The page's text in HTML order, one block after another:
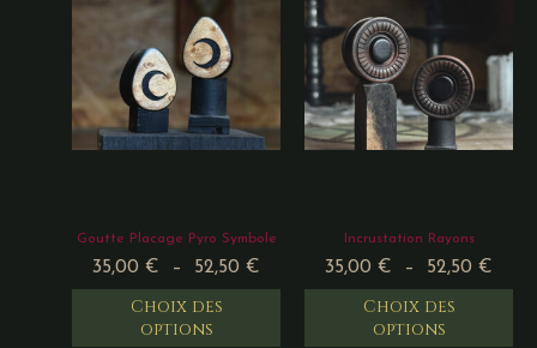
Goutte Placage Pyro Symbole
35,00 € – 52,50 €
Choix des
options
Incrustation Rayons
35,00 € – 52,50 €
Choix des
options